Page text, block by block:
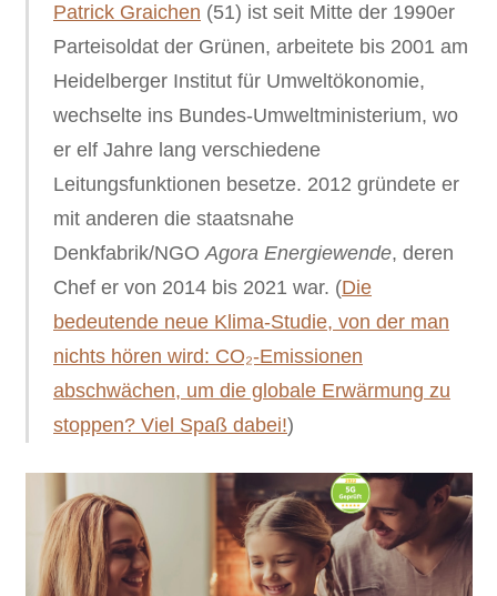
Patrick Graichen (51) ist seit Mitte der 1990er
Parteisoldat der Grünen, arbeitete bis 2001 am
Heidelberger Institut für Umweltökonomie,
wechselte ins Bundes-Umweltministerium, wo
er elf Jahre lang verschiedene
Leitungsfunktionen besetze. 2012 gründete er
mit anderen die staatsnahe
Denkfabrik/NGOAgora Energiewende, deren
Chef er von 2014 bis 2021 war. (Die
bedeutende neue Klima-Studie, von der man
nichts hören wird: CO₂-Emissionen
abschwächen, um die globale Erwärmung zu
stoppen? Viel Spaß dabei!)